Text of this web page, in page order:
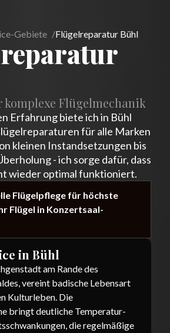
Gebiete /Flügelreparatur Bühl
Flügelmechanik
Erfahrung biete ich in Bühl
für alle Marken
kleinen Instandsetzungen bis
- ich sorge dafür, dass
wieder optimal funktioniert.
Flügelpflege für höchste
Flügel in Konzertsaal-
in Bühl
am Rande des
vereint badische Lebensart
Kulturleben. Die
bringt deutliche Temperatur-
die regelmäßige